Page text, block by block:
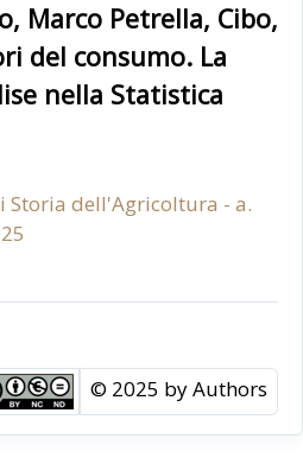
Marco Petrella, Cibo,
del consumo. La
nella Statistica
Storia dell'Agricoltura - a.
© 2025 by Authors